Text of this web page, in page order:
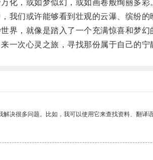
，或如梦似幻，或如画卷般绚丽多彩
们或许能够看到壮观的云瀑、缤纷的
，就像是踏入了一个充满惊喜和梦幻
次心灵之旅，寻找那份属于自己的宁
决很多问题。比如，我可以使用它来查找资料、翻译